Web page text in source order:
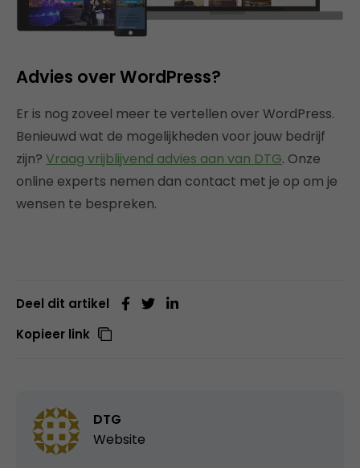
Advies over WordPress?
Er is nog zoveel meer te vertellen over WordPress.
Benieuwd wat de mogelijkheden voor jouw bedrijf
zijn? Vraag vrijblijvend advies aan van DTG. Onze
online experts nemen dan contact met je op om je
wensen te bespreken.
Deel dit artikel
Kopieer link
DTG
Website